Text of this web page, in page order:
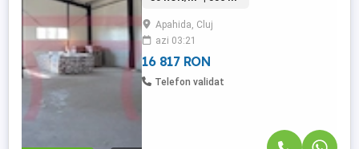
suprafață utilă de 486 mp zona destinata
depozitarii, cu o înălțime de 6 metri, la
care se mai adauga 2 nivele ...
Apahida, Cluj
azi 03:21
16 817 RON
Telefon validat